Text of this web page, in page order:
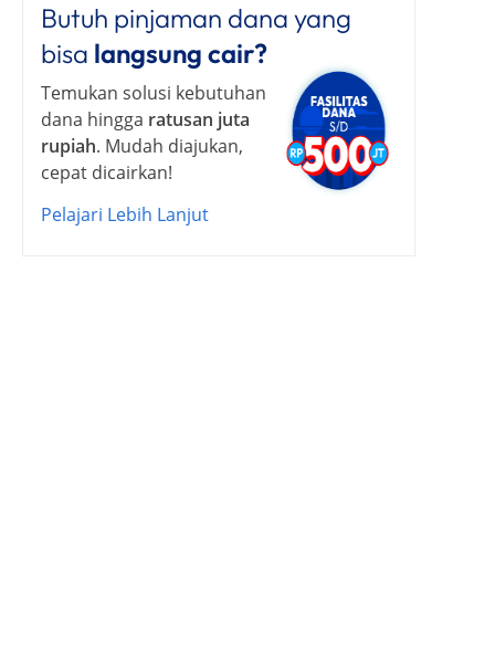
Butuh pinjaman dana yang
bisa langsung cair?
Temukan solusi kebutuhan
dana hingga ratusan juta
rupiah. Mudah diajukan,
cepat dicairkan!
Pelajari Lebih Lanjut